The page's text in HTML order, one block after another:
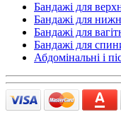
Бандажі для
Бандажі для
Бандажі для
Бандажі для
Абдомінальні і